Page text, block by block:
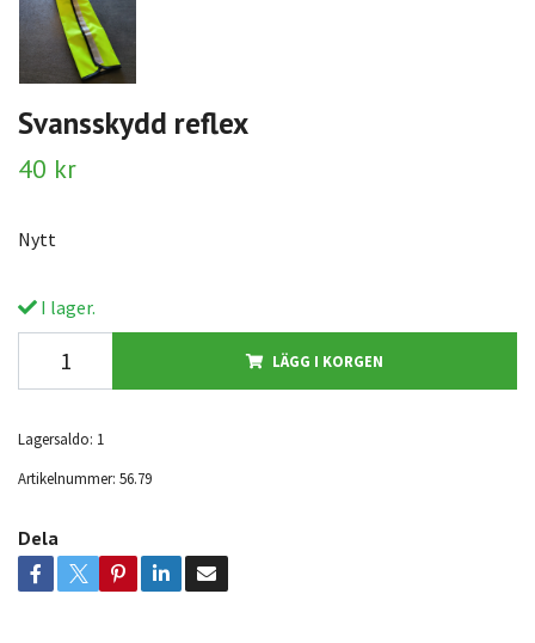
Svansskydd reflex
40 kr
Nytt
I lager.
LÄGG I KORGEN
Lagersaldo: 1
Artikelnummer: 56.79
Dela